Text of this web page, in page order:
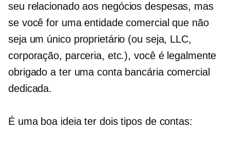
seu relacionado aos negócios despesas, mas
se você for uma entidade comercial que não
seja um único proprietário (ou seja, LLC,
corporação, parceria, etc.), você é legalmente
obrigado a ter uma conta bancária comercial
dedicada.
É uma boa ideia ter dois tipos de contas: